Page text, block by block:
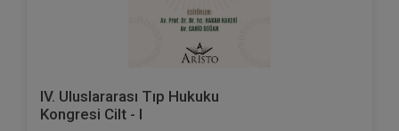
IV. Uluslararası Tıp Hukuku
Kongresi Cilt - I